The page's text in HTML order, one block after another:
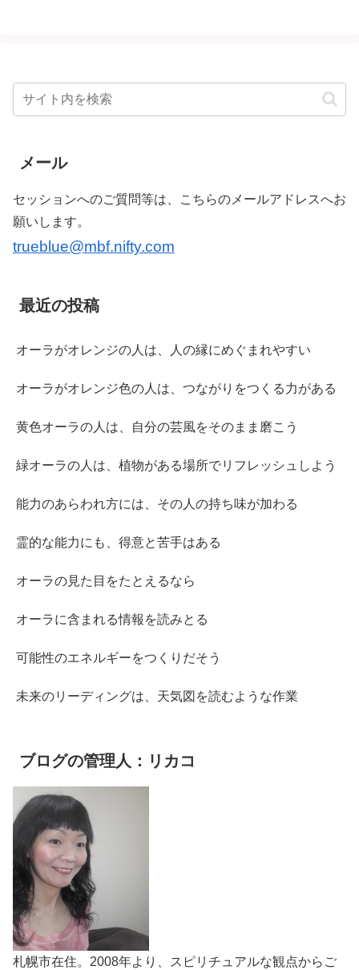
メール
セッションへのご質問等は、こちらのメールアドレスへお
願いします。
trueblue@mbf.nifty.com
最近の投稿
オーラがオレンジの人は、人の縁にめぐまれやすい
オーラがオレンジ色の人は、つながりをつくる力がある
黄色オーラの人は、自分の芸風をそのまま磨こう
緑オーラの人は、植物がある場所でリフレッシュしよう
能力のあらわれ方には、その人の持ち味が加わる
霊的な能力にも、得意と苦手はある
オーラの見た目をたとえるなら
オーラに含まれる情報を読みとる
可能性のエネルギーをつくりだそう
未来のリーディングは、天気図を読むような作業
ブログの管理人：リカコ
札幌市在住。2008年より、スピリチュアルな観点からご